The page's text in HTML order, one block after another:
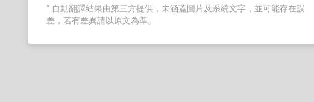
* 自動翻譯結果由第三方提供，未涵蓋圖片及系統文字，並可能存在誤
差，若有差異請以原文為準。